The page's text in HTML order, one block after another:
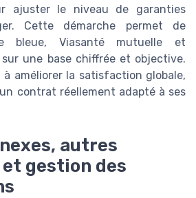
ajuster le niveau de garanties
Cette démarche permet de
bleue, Viasanté mutuelle et
une base chiffrée et objective.
à améliorer la satisfaction globale,
contrat réellement adapté à ses
autres
gestion des